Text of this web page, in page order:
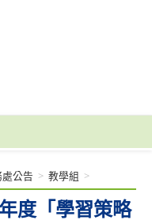
度「學習策略
公告 > 教學組 >